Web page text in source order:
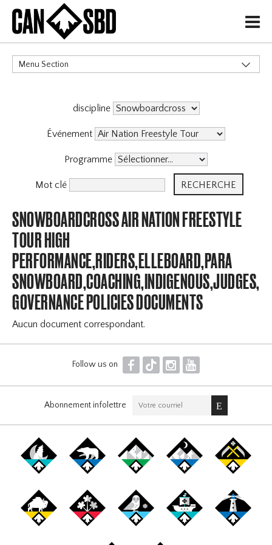
H
Menu Section
discipline
Événement
Programme
Mot clé
SNOWBOARDCROSS AIR NATION FREESTYLE
TOUR HIGH
PERFORMANCE,RIDERS,ELLEBOARD,PARA
GOVERNANCE POLICIES DOCUMENTS
Aucun document correspondant.
Follow us on F T I Y
Abonnement infolettre